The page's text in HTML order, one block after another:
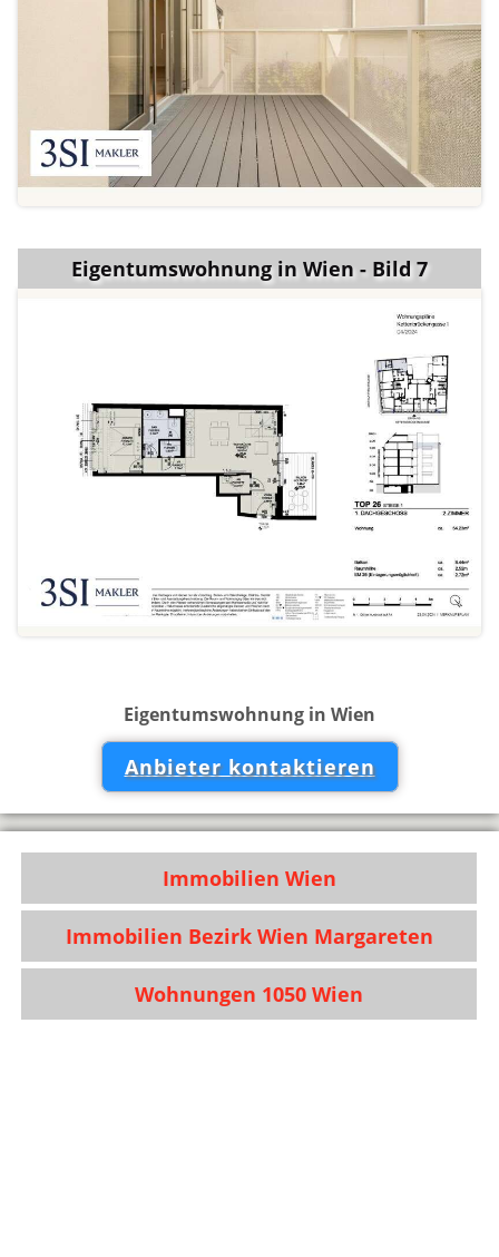
Eigentumswohnung in Wien - Bild 7
Eigentumswohnung in Wien
Anbieter kontaktieren
Immobilien Wien
Immobilien Bezirk Wien Margareten
Wohnungen 1050 Wien